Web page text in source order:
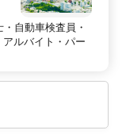
自動車検査員・
ルバイト・パー